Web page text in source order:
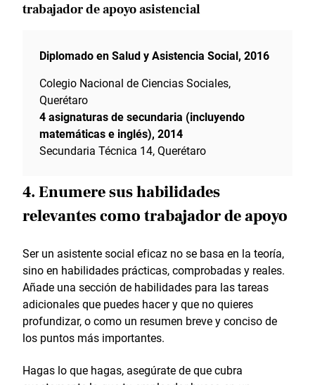
trabajador de apoyo asistencial
Diplomado en Salud y Asistencia Social, 2016
Colegio Nacional de Ciencias Sociales,
Querétaro
4 asignaturas de secundaria (incluyendo
matemáticas e inglés), 2014
Secundaria Técnica 14, Querétaro
4. Enumere sus habilidades
relevantes como trabajador de apoyo
Ser un asistente social eficaz no se basa en la teoría,
sino en habilidades prácticas, comprobadas y reales.
Añade una sección de habilidades para las tareas
adicionales que puedes hacer y que no quieres
profundizar, o como un resumen breve y conciso de
los puntos más importantes.
Hagas lo que hagas, asegúrate de que cubra